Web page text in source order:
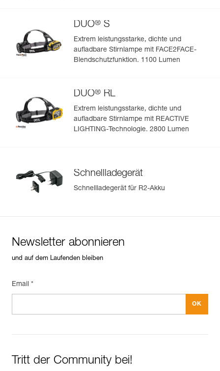
See all technical content
DUO® S
Extrem leistungsstarke, dichte und
aufladbare Stirnlampe mit FACE2FACE-
Blendschutzfunktion. 1100 Lumen
DUO® RL
Extrem leistungsstarke, dichte und
aufladbare Stirnlampe mit REACTIVE
LIGHTING-Technologie. 2800 Lumen
Schnellladegerät
Schnellladegerät für R2-Akku
Newsletter abonnieren
und auf dem Laufenden bleiben
Email *
Tritt der Community bei!